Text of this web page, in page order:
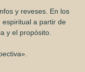
y reveses. En los
a partir de
y el propósito.
».